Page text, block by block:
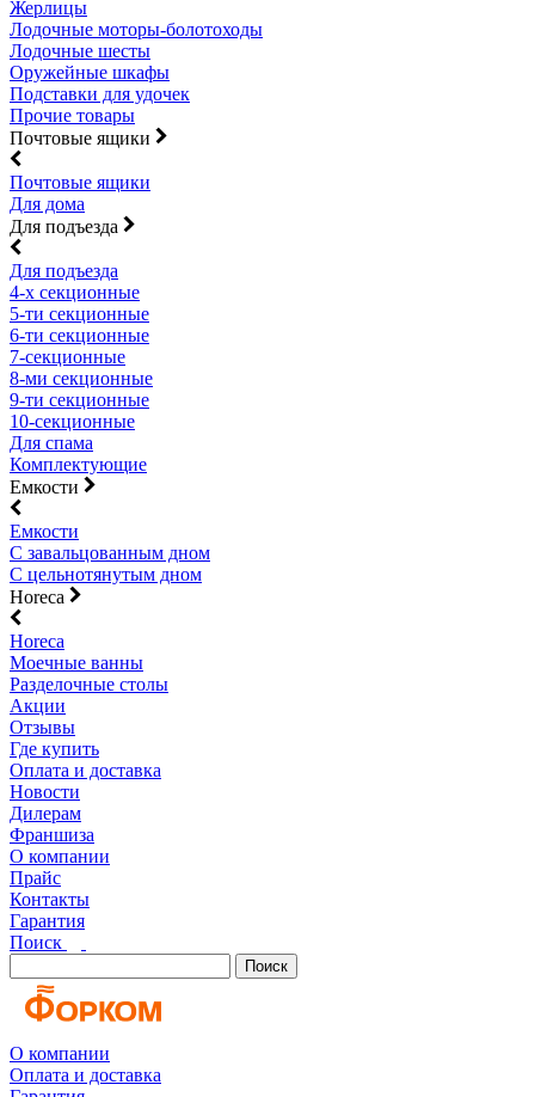
Жерлицы
Лодочные моторы-болотоходы
Лодочные шесты
Оружейные шкафы
Подставки для удочек
Прочие товары
Почтовые ящики
Почтовые ящики
Для дома
Для подъезда
Для подъезда
4-х секционные
5-ти секционные
6-ти секционные
7-секционные
8-ми секционные
9-ти секционные
10-секционные
Для спама
Комплектующие
Емкости
Емкости
С завальцованным дном
С цельнотянутым дном
Horeca
Horeca
Моечные ванны
Разделочные столы
Акции
Отзывы
Где купить
Оплата и доставка
Новости
Дилерам
Франшиза
О компании
Прайс
Контакты
Гарантия
Поиск
Поиск
О компании
Оплата и доставка